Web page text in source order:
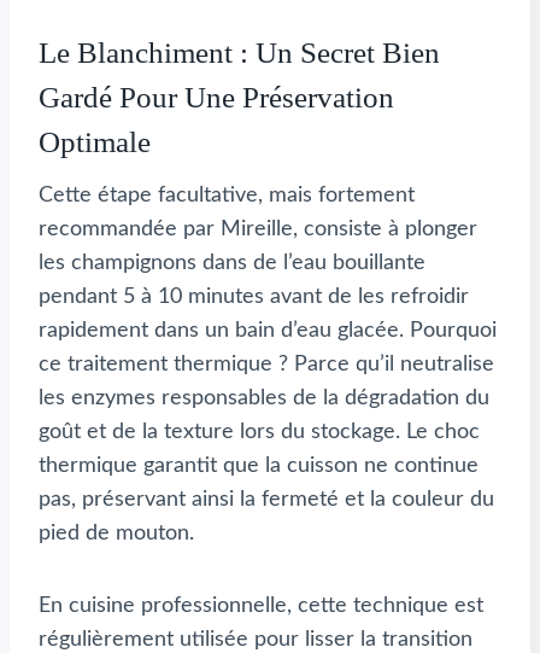
Le Blanchiment : Un Secret Bien
Gardé Pour Une Préservation
Optimale
Cette étape facultative, mais fortement
recommandée par Mireille, consiste à plonger
les champignons dans de l’eau bouillante
pendant 5 à 10 minutes avant de les refroidir
rapidement dans un bain d’eau glacée. Pourquoi
ce traitement thermique ? Parce qu’il neutralise
les enzymes responsables de la dégradation du
goût et de la texture lors du stockage. Le choc
thermique garantit que la cuisson ne continue
pas, préservant ainsi la fermeté et la couleur du
pied de mouton.
En cuisine professionnelle, cette technique est
régulièrement utilisée pour lisser la transition